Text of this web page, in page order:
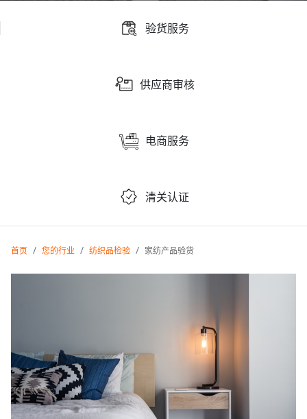
验货服务
供应商审核
电商服务
清关认证
首页 您的行业 纺织品检验 家纺产品验货